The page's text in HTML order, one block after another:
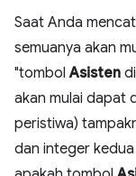
Saat Anda
semuanya akan
"tombolAsisten
akan mulai dapat
peristiwa)
dan integer